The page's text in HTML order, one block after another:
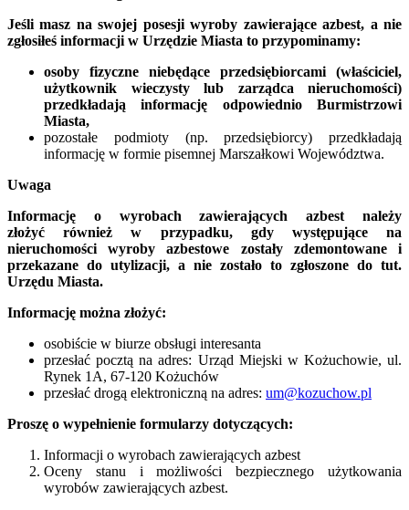
Jeśli masz na swojej posesji wyroby zawierające azbest, a nie
zgłosiłeś informacji w Urzędzie Miasta to przypominamy:
osoby fizyczne niebędące przedsiębiorcami (właściciel,
użytkownik wieczysty lub zarządca nieruchomości)
przedkładają informację odpowiednio Burmistrzowi
Miasta,
pozostałe podmioty (np. przedsiębiorcy) przedkładają
informację w formie pisemnej Marszałkowi Województwa.
Uwaga
Informację o wyrobach zawierających azbest należy
złożyć również
w przypadku, gdy występujące na
nieruchomości wyroby azbestowe zostały zdemontowane i
przekazane do utylizacji, a nie zostało to zgłoszone do tut.
Urzędu Miasta.
Informację można złożyć:
osobiście w biurze obsługi interesanta
przesłać pocztą na adres: Urząd Miejski w Kożuchowie, ul.
Rynek 1A, 67-120 Kożuchów
przesłać drogą elektroniczną na adres: um@kozuchow.pl
Proszę o wypełnienie formularzy dotyczących:
Informacji o wyrobach zawierających azbest
Oceny stanu i możliwości bezpiecznego użytkowania
wyrobów zawierających azbest.